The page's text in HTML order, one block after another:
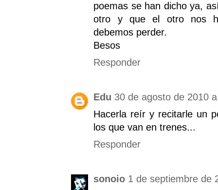
poemas se han dicho ya,
otro y que el otro nos
debemos perder.
Besos
Responder
Edu 30 de agosto de 2010
Hacerla reír y recitarle un
los que van en trenes...
Responder
sonoio 1 de septiembre de